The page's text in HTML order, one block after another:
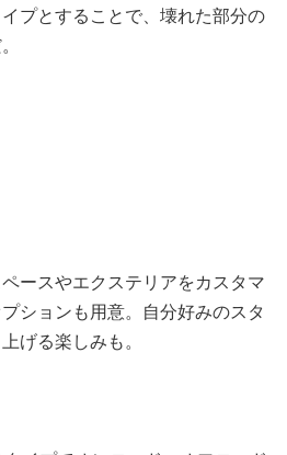
プとすることで、壊れた部分の
ースやエクステリアをカスタマ
ションも用意。自分好みのスタ
げる楽しみも。